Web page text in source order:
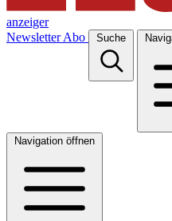
anzeiger
Newsletter Abo Suche
Navigation öffnen